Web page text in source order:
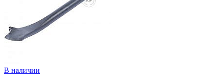
В наличии